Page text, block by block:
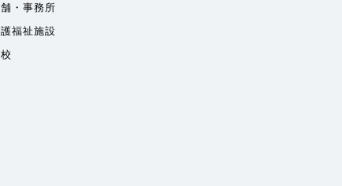
・事務所
福祉施設